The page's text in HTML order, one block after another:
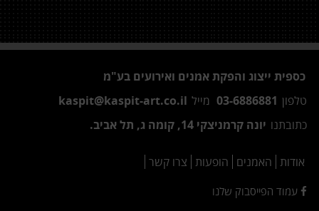
כספית ייצוג והפקת אמנים ואירועים בע"מ
טלפון 03-6886881 מייל kaspit@kaspit-art.co.il
כתובתנו יונה קרמניצקי 14, קומה ג, תל אביב.
אודות האמנים הופעות צרו קשר
עמוד הפייסבוק שלנו